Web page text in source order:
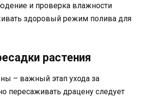
и проверка влажности
здоровый режим полива для
растения
– важный этап ухода за
пересаживать драцену следует